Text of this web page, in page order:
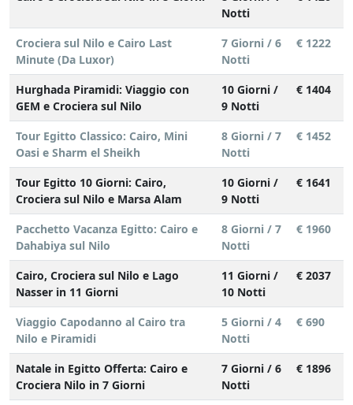
Notti
Crociera sul Nilo e Cairo Last
Minute (Da Luxor)
7 Giorni / 6
Notti
€ 1222
Hurghada Piramidi: Viaggio con
GEM e Crociera sul Nilo
10 Giorni /
9 Notti
€ 1404
Tour Egitto Classico: Cairo, Mini
Oasi e Sharm el Sheikh
8 Giorni / 7
Notti
€ 1452
Tour Egitto 10 Giorni: Cairo,
Crociera sul Nilo e Marsa Alam
10 Giorni /
9 Notti
€ 1641
Pacchetto Vacanza Egitto: Cairo e
Dahabiya sul Nilo
8 Giorni / 7
Notti
€ 1960
Cairo, Crociera sul Nilo e Lago
Nasser in 11 Giorni
11 Giorni /
10 Notti
€ 2037
Viaggio Capodanno al Cairo tra
Nilo e Piramidi
5 Giorni / 4
Notti
€ 690
Natale in Egitto Offerta: Cairo e
Crociera Nilo in 7 Giorni
7 Giorni / 6
Notti
€ 1896